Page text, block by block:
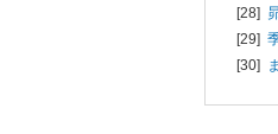
[28]
[29]
[30]